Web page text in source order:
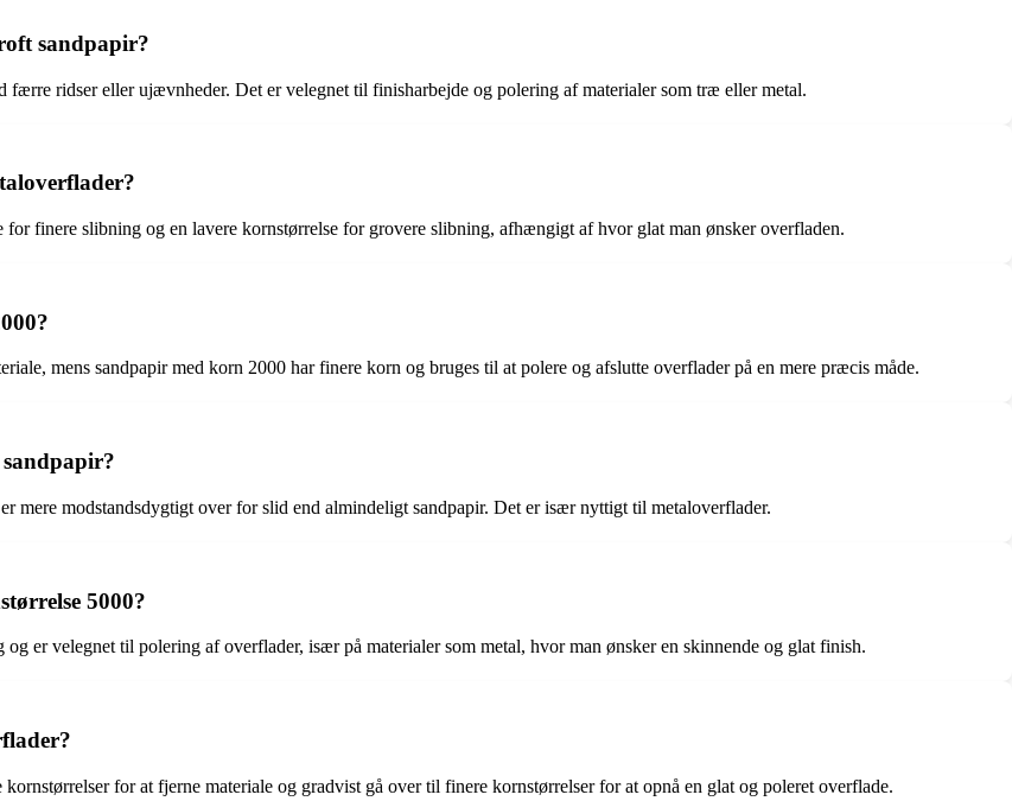
sandpapir?
færre ridser eller ujævnheder. Det er velegnet til finisharbejde og polering af materialer som træ eller metal.
finere slibning og en lavere kornstørrelse for grovere slibning, afhængigt af hvor glat man ønsker overfladen.
mens sandpapir med korn 2000 har finere korn og bruges til at polere og afslutte overflader på en mere præcis måde.
mere modstandsdygtigt over for slid end almindeligt sandpapir. Det er især nyttigt til metaloverflader.
5000?
er velegnet til polering af overflader, især på materialer som metal, hvor man ønsker en skinnende og glat finish.
for at fjerne materiale og gradvist gå over til finere kornstørrelser for at opnå en glat og poleret overflade.